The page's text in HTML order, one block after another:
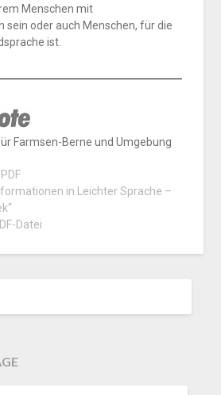
Menschen mit
sein oder auch Menschen, für die
ist.
Farmsen-Berne und Umgebung
in Leichter Sprache –
Datei